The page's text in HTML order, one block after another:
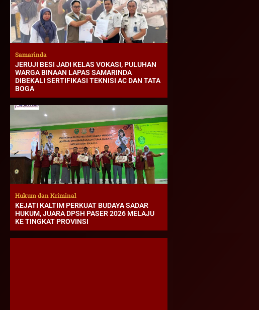
Samarinda
JERUJI BESI JADI KELAS VOKASI, PULUHAN
WARGA BINAAN LAPAS SAMARINDA
DIBEKALI SERTIFIKASI TEKNISI AC DAN TATA
BOGA
Hukum dan Kriminal
KEJATI KALTIM PERKUAT BUDAYA SADAR
HUKUM, JUARA DPSH PASER 2026 MELAJU
KE TINGKAT PROVINSI